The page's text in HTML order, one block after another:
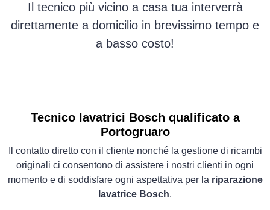
Il tecnico più vicino a casa tua interverrà
direttamente a domicilio in brevissimo tempo e
a basso costo!
Tecnico lavatrici Bosch qualificato a
Portogruaro
Il contatto diretto con il cliente nonché la gestione di ricambi
originali ci consentono di assistere i nostri clienti in ogni
momento e di soddisfare ogni aspettativa per la riparazione
lavatrice Bosch.